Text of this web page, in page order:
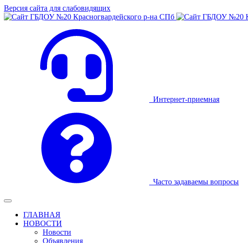
Версия сайта для слабовидящих
Интернет-приемная
Часто задаваемы вопросы
ГЛАВНАЯ
НОВОСТИ
Новости
Объявления